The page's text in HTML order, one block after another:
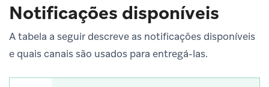
Notificações disponíveis
A tabela a seguir descreve as notificações disponíveis
e quais canais são usados para entregá-las.